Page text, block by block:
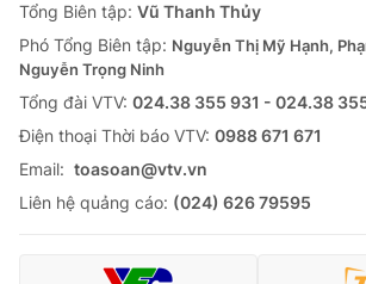
Tổng Biên tập: Vũ Thanh Thủy
Phó Tổng Biên tập: Nguyễn Thị Mỹ Hạnh,
Nguyễn Trọng Ninh
Tổng đài VTV: 024.38 355 931 - 024.38
Ðiện thoại Thời báo VTV: 0988 671 671
Email: toasoan@vtv.vn
Liên hệ quảng cáo: (024) 626 79595